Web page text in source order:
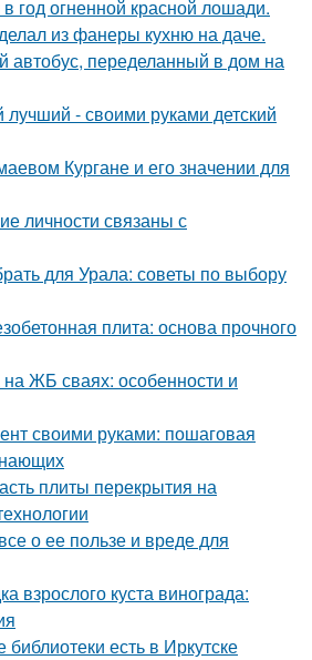
год огненной красной лошади.
из фанеры кухню на даче.
переделанный в дом на
- своими руками детский
Кургане и его значении для
личности связаны с
для Урала: советы по выбору
плита: основа прочного
ЖБ сваях: особенности и
своими руками: пошаговая
плиты перекрытия на
о ее пользе и вреде для
взрослого куста винограда:
есть в Иркутске